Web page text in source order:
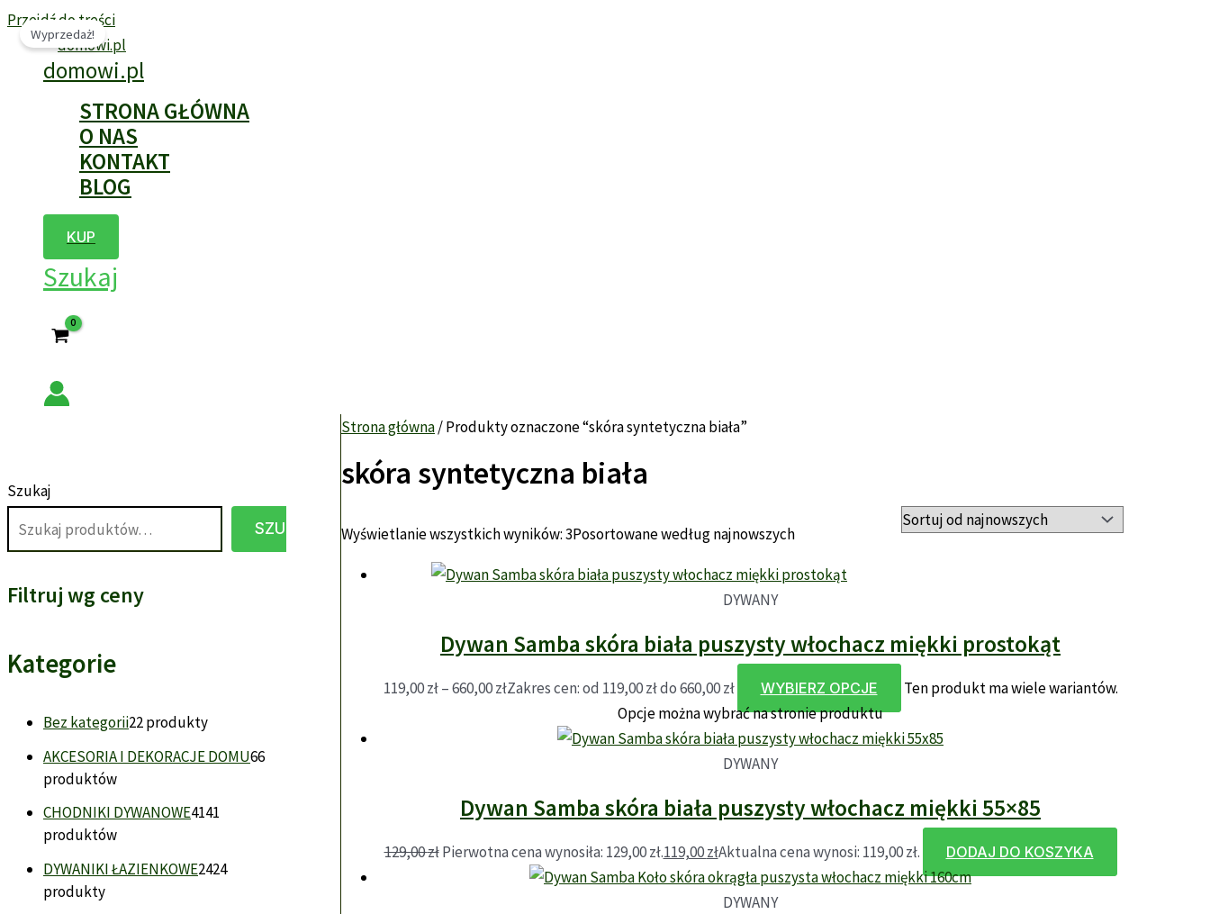
Przejdź do treści
domowi.pl
STRONA GŁÓWNA
O NAS
KONTAKT
BLOG
KUP
Szukaj
Szukaj
SZUKAJ
Filtruj wg ceny
Kategorie
Bez kategorii22 produkty
AKCESORIA I DEKORACJE DOMU66
produktów
CHODNIKI DYWANOWE4141
produktów
DYWANIKI ŁAZIENKOWE2424
produkty
Strona główna/ Produkty oznaczone “skóra syntetyczna biała”
skóra syntetyczna biała
Wyświetlanie wszystkich wyników: 3Posortowane według najnowszych
DYWANY
Dywan Samba skóra biała puszysty włochacz miękki prostokąt
119,00zł –660,00złZakres cen: od 119,00 zł do 660,00 zł WYBIERZ OPCJE
Ten produkt ma wiele wariantów.
Opcje można wybrać na stronie produktu
Wyprzedaż!
DYWANY
Dywan Samba skóra biała puszysty włochacz miękki 55×85
129,00zł Pierwotna cena wynosiła: 129,00 zł.119,00złAktualna cena wynosi: 119,00 zł. DODAJ DO KOSZYKA
DYWANY